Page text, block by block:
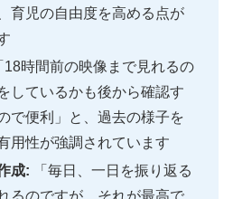
育児の自由度を高める点が
18時間前の映像まで見れるの
しているかも後から確認す
で便利」と、過去の様子を
用性が強調されています
成: 「毎日、一日を振り返る